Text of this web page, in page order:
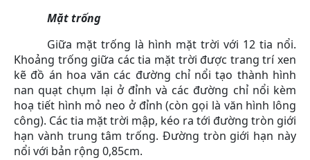
Mặt trống
Giữa mặt trống là hình mặt trời với 12 tia nổi.
Khoảng trống giữa các tia mặt trời được trang trí xen
kẽ đồ án hoa văn các đường chỉ nổi tạo thành hình
nan quạt chụm lại ở đỉnh và các đường chỉ nổi kèm
hoạ tiết hình mỏ neo ở đỉnh (còn gọi là văn hình lông
công). Các tia mặt trời mập, kéo ra tới đường tròn giới
hạn vành trung tâm trống. Đường tròn giới hạn này
nổi với bản rộng 0,85cm.